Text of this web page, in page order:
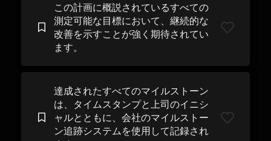
この計画に概説されているすべての
測定可能な目標において、継続的な
改善を示すことが強く期待されてい
ます。
達成されたすべてのマイルストーン
は、タイムスタンプと上司のイニシ
ャルとともに、会社のマイルストー
ン追跡システムを使用して記録され